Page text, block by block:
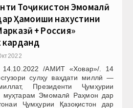
Тоҷикистон Эмомалӣ
Ҳамоиши нахустини
+ Россия»
2022
/АМИТ «Ховар»/. 14
сулҳу ваҳдати миллӣ —
Президенти Ҷумҳурии
муҳтарам Эмомалӣ Раҳмон дар
Ҷумҳурии Қазоқистон дар